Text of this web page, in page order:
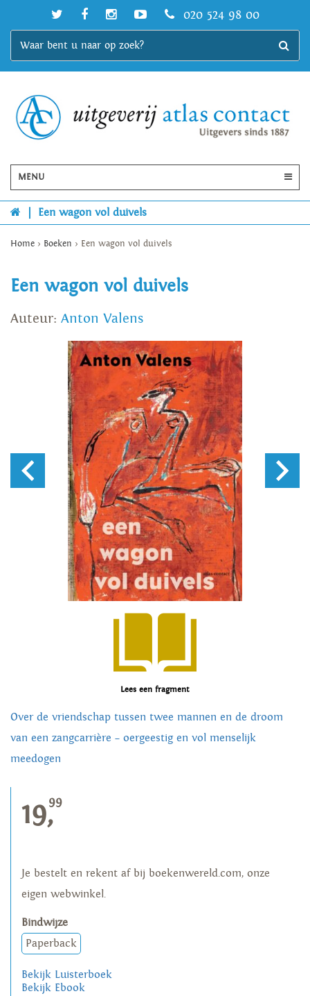
020 524 98 00
MENU
Een wagon vol duivels
Home > Boeken > Een wagon vol duivels
Een wagon vol duivels
Auteur: Anton Valens
Lees een fragment
Over de vriendschap tussen twee mannen en de droom
van een zangcarrière – oergeestig en vol menselijk
meedogen
19,99
Je bestelt en rekent af bij boekenwereld.com, onze
eigen webwinkel.
Bindwijze
Paperback
Bekijk Luisterboek
Bekijk Ebook